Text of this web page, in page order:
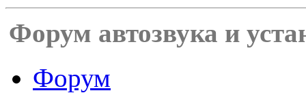
Форум автозвука и
Форум